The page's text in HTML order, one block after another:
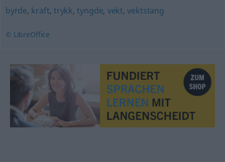
byrde, kraft, trykk,tyngde, vekt,vektstang
© LibreOffice